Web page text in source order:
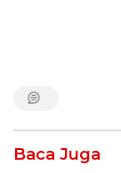
Baca Juga